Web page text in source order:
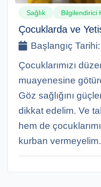
Sağlık Bilgilendirici
Çocuklarda ve
Başlangıç Tarihi:
Çocuklarımızı
muayenesine
Göz sağlığını
dikkat edelim. Ve
hem de
kurban vermeyelim.